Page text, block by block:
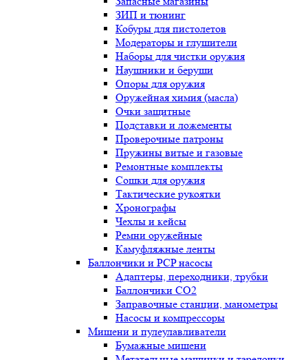
ЗИП и тюнинг
Кобуры для пистолетов
Модераторы и глушители
Наборы для чистки оружия
Наушники и беруши
Опоры для оружия
Оружейная химия (масла)
Очки защитные
Подставки и ложементы
Проверочные патроны
Пружины витые и газовые
Ремонтные комплекты
Сошки для оружия
Тактические рукоятки
Хронографы
Чехлы и кейсы
Ремни оружейные
Камуфляжные ленты
Баллончики и PCP насосы
Адаптеры, переходники, трубки
Баллончики CO2
Заправочные станции, манометры
Насосы и компрессоры
Мишени и пулеулавливатели
Бумажные мишени